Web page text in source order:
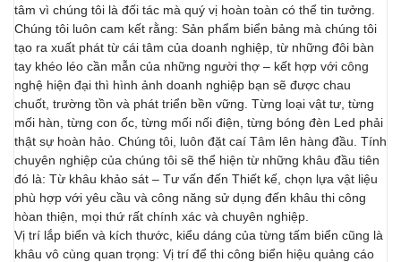
tâm vì chúng tôi là đối tác mà quý vị hoàn toàn có thể tin tưởng.
Chúng tôi luôn cam kết rằng: Sản phẩm biển bảng mà chúng tôi
tạo ra xuất phát từ cái tâm của doanh nghiệp, từ những đôi bàn
tay khéo léo cần mẫn của những người thợ – kết hợp với công
nghệ hiện đại thì hình ảnh doanh nghiệp bạn sẽ được chau
chuốt, trường tồn và phát triển bền vững. Từng loại vật tư, từng
mối hàn, từng con ốc, từng mối nối điện, từng bóng đèn Led phải
thật sự hoàn hảo. Chúng tôi, luôn đặt caí Tâm lên hàng đầu. Tính
chuyên nghiệp của chúng tôi sẽ thể hiện từ những khâu đầu tiên
đó là: Từ khâu khảo sát – Tư vấn đến Thiết kế, chọn lựa vật liệu
phù hợp với yêu cầu và công năng sử dụng đến khâu thi công
hòan thiện, mọi thứ rất chính xác và chuyên nghiệp.
Vị trí lắp biển và kích thước, kiểu dáng của từng tấm biển cũng là
khâu vô cùng quan trọng: Vị trí để thi công biển hiệu quảng cáo